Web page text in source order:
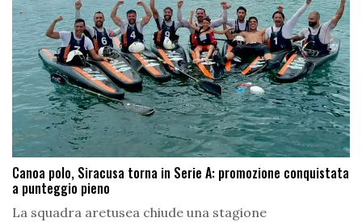
Canoa polo, Siracusa torna in Serie A: promozione conquistata
a punteggio pieno
La squadra aretusea chiude una stagione